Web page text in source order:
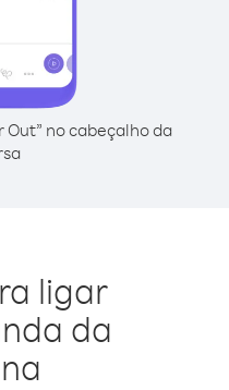
Out” no cabeçalho da
ligar
da